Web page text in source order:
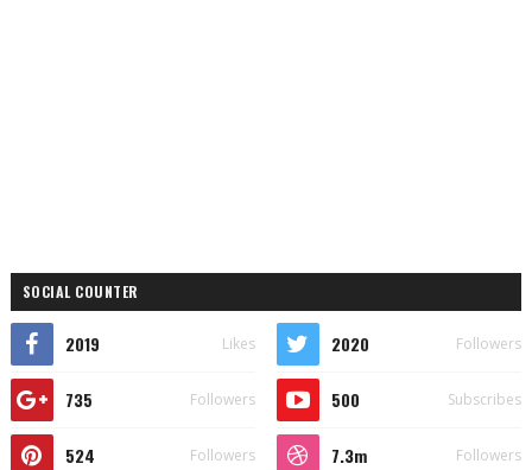
SOCIAL COUNTER
2019 Likes 2020 Followers
735 Followers 500 Subscribes
524 Followers 7.3m Followers